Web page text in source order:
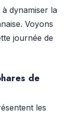
dynamiser la
Voyons
journée de
de
les